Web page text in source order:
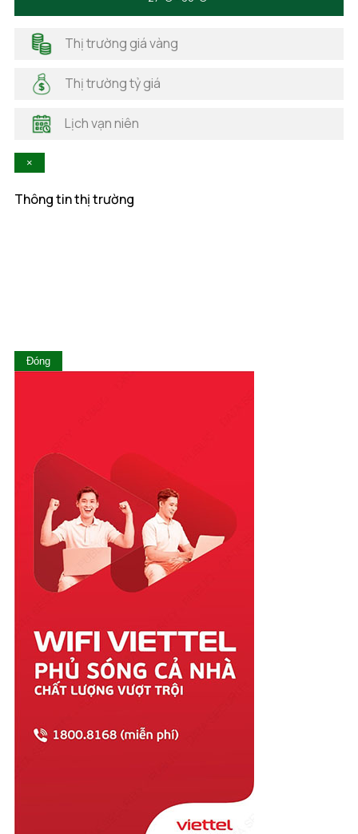
Hà Giang
Hải Dương
Hải Phòng
Hà Tĩnh
Hòa Bình
Lai Châu
Quảng Ngãi
Quảng Ninh
Quảng Trị
Sóc Trăng
Sơn La
Tây Ninh
Thái Bình
Thái Nguyên
Thừa Thiên Huế
Tiền Giang
Trà Vinh
Tuyên Quang
Vĩnh Phúc
Vũng Tàu
Thị trường giá vàng
Thị trường tỷ giá
Lịch vạn niên
×
Thông tin thị trường
Đóng